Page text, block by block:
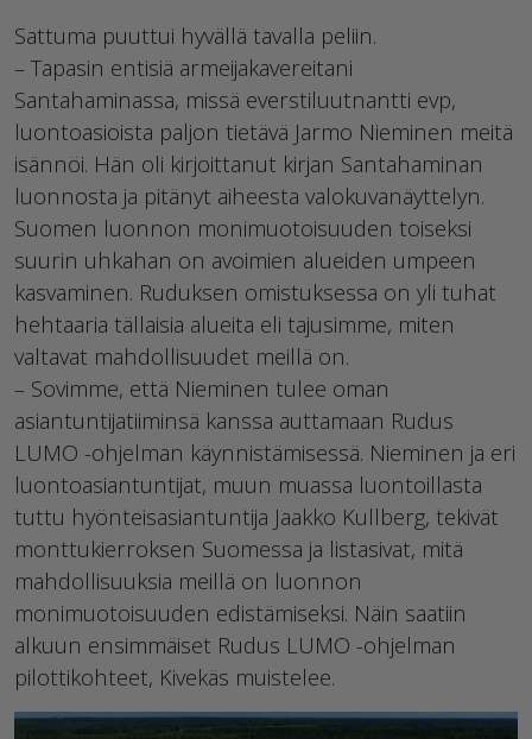
Sattuma puuttui hyvällä tavalla peliin.
– Tapasin entisiä armeijakavereitani
Santahaminassa, missä everstiluutnantti evp,
luontoasioista paljon tietävä Jarmo Nieminen meitä
isännöi. Hän oli kirjoittanut kirjan Santahaminan
luonnosta ja pitänyt aiheesta valokuvanäyttelyn.
Suomen luonnon monimuotoisuuden toiseksi
suurin uhkahan on avoimien alueiden umpeen
kasvaminen. Ruduksen omistuksessa on yli tuhat
hehtaaria tällaisia alueita eli tajusimme, miten
valtavat mahdollisuudet meillä on.
– Sovimme, että Nieminen tulee oman
asiantuntijatiiminsä kanssa auttamaan Rudus
LUMO -ohjelman käynnistämisessä. Nieminen ja eri
luontoasiantuntijat, muun muassa luontoillasta
tuttu hyönteisasiantuntija Jaakko Kullberg, tekivät
monttukierroksen Suomessa ja listasivat, mitä
mahdollisuuksia meillä on luonnon
monimuotoisuuden edistämiseksi. Näin saatiin
alkuun ensimmäiset Rudus LUMO -ohjelman
pilottikohteet, Kivekäs muistelee.